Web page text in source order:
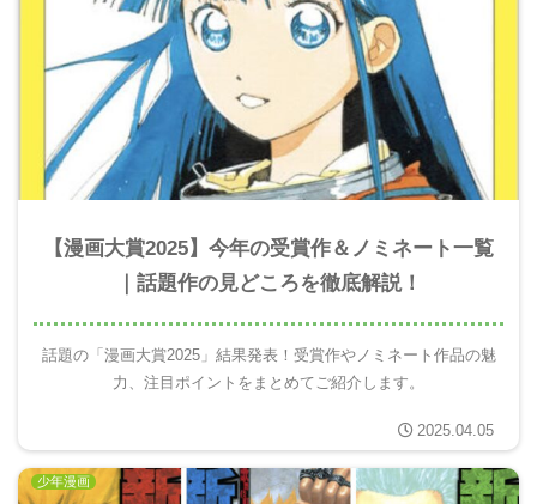
【漫画大賞2025】今年の受賞作＆ノミネート一覧
｜話題作の見どころを徹底解説！
話題の「漫画大賞2025」結果発表！受賞作やノミネート作品の魅
力、注目ポイントをまとめてご紹介します。
2025.04.05
少年漫画